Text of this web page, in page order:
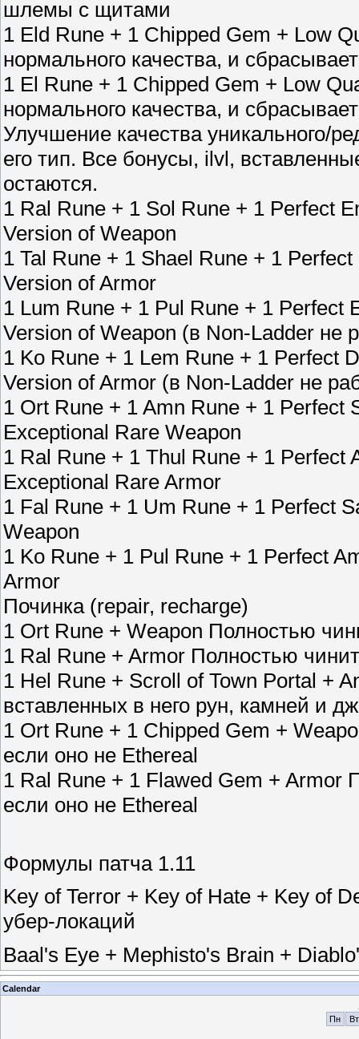
шлемы с щитами
1 Eld Rune + 1 Chipped Gem + Low
нормального качества, и
1 El Rune + 1 Chipped Gem + Low
нормального качества, и
Улучшение качества уникального/
его тип. Все бонусы, ilvl,
остаются.
1 Ral Rune + 1 Sol Rune + 1 Perfect
Version of Weapon
1 Tal Rune + 1 Shael Rune + 1
Version of Armor
1 Lum Rune + 1 Pul Rune + 1 Perfect
Version of Weapon (в Non-Ladder не
1 Ko Rune + 1 Lem Rune + 1 Perfect
Version of Armor (в Non-Ladder не
1 Ort Rune + 1 Amn Rune + 1
Exceptional Rare Weapon
1 Ral Rune + 1 Thul Rune + 1
Exceptional Rare Armor
1 Fal Rune + 1 Um Rune + 1 Perfect
Weapon
1 Ko Rune + 1 Pul Rune + 1 Perfect
Armor
Починка (repair, recharge)
1 Ort Rune + Weapon Полностью
1 Ral Rune + Armor Полностью
1 Hel Rune + Scroll of Town Portal +
вставленных в него рун, камней и
1 Ort Rune + 1 Chipped Gem +
если оно не Ethereal
1 Ral Rune + 1 Flawed Gem + Armor
если оно не Ethereal
Формулы патча 1.11
Key of Terror + Key of Hate + Key of
убер-локаций
Baal's Eye + Mephisto's Brain +
Calendar
Пн
Вт